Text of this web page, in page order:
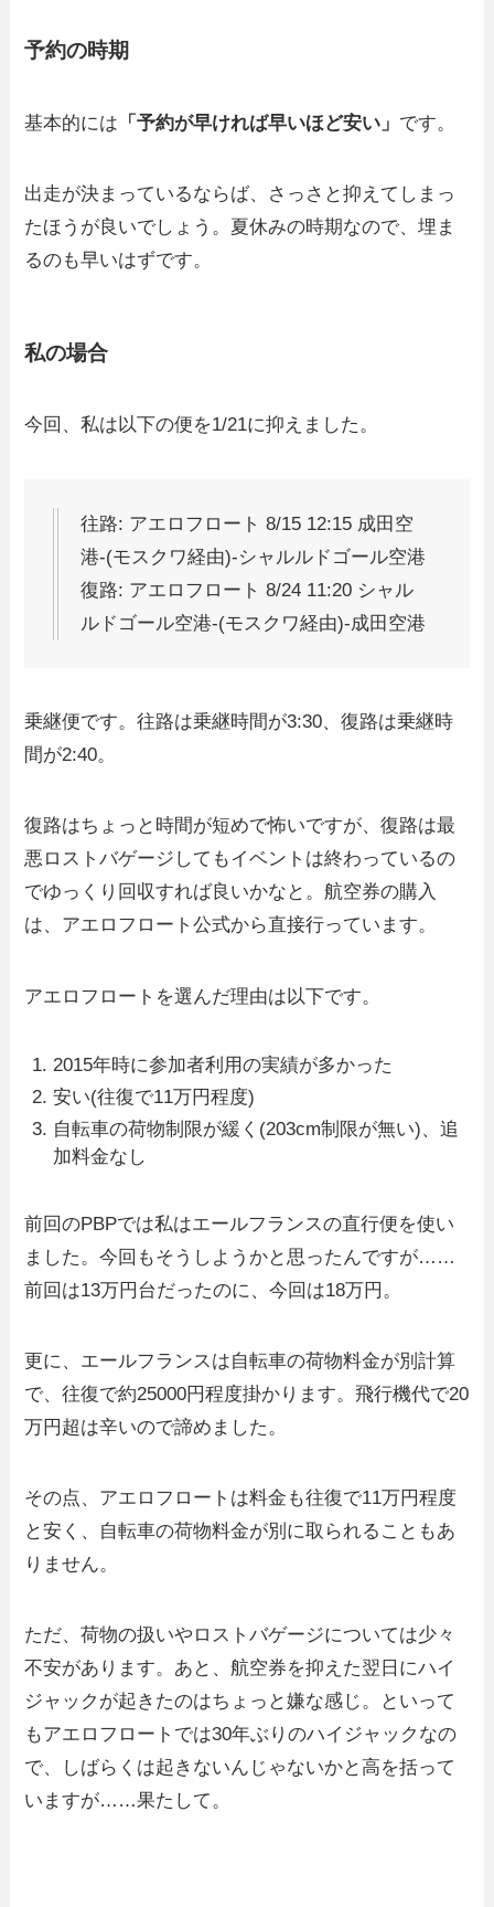
予約の時期
基本的には 「予約が早ければ早いほど安い」 です。
出走が決まっているならば、さっさと抑えてしまっ
たほうが良いでしょう。夏休みの時期なので、埋ま
るのも早いはずです。
私の場合
今回、私は以下の便を1/21に抑えました。
往路: アエロフロート 8/15 12:15 成田空
港-(モスクワ経由)-シャルルドゴール空港
復路: アエロフロート 8/24 11:20 シャル
ルドゴール空港-(モスクワ経由)-成田空港
乗継便です。往路は乗継時間が3:30、復路は乗継時
間が2:40。
復路はちょっと時間が短めで怖いですが、復路は最
悪ロストバゲージしてもイベントは終わっているの
でゆっくり回収すれば良いかなと。航空券の購入
は、アエロフロート公式から直接行っています。
アエロフロートを選んだ理由は以下です。
2015年時に参加者利用の実績が多かった
安い(往復で11万円程度)
自転車の荷物制限が緩く(203cm制限が無い)、追
加料金なし
前回のPBPでは私はエールフランスの直行便を使い
ました。今回もそうしようかと思ったんですが……
前回は13万円台だったのに、今回は18万円。
更に、エールフランスは自転車の荷物料金が別計算
で、往復で約25000円程度掛かります。飛行機代で20
万円超は辛いので諦めました。
その点、アエロフロートは料金も往復で11万円程度
と安く、自転車の荷物料金が別に取られることもあ
りません。
ただ、荷物の扱いやロストバゲージについては少々
不安があります。あと、航空券を抑えた翌日にハイ
ジャックが起きたのはちょっと嫌な感じ。といって
もアエロフロートでは30年ぶりのハイジャックなの
で、しばらくは起きないんじゃないかと高を括って
いますが……果たして。